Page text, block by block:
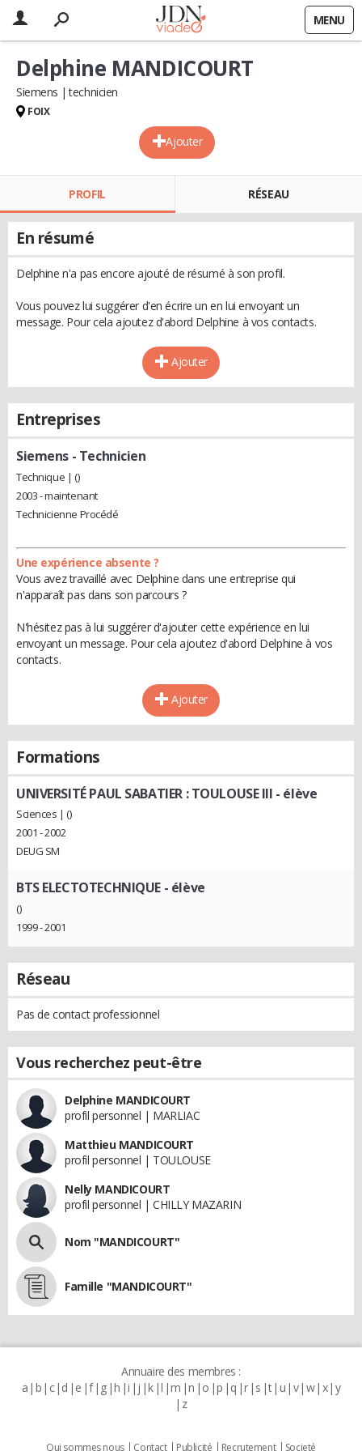
MENU
Ajouter
Delphine MANDICOURT
Siemens technicien
FOIX
PROFIL RÉSEAU
En résumé
Delphine n'a pas encore ajouté de résumé à son profil.
Vous pouvez lui suggérer d'en écrire un en lui envoyant un
message. Pour cela ajoutez d'abord Delphine à vos contacts.
Ajouter
Entreprises
Siemens - Technicien
Technique | ()
2003 - maintenant
Technicienne Procédé
Une expérience absente ?
Vous avez travaillé avec Delphine dans une entreprise qui
n'apparaît pas dans son parcours ?
N'hésitez pas à lui suggérer d'ajouter cette expérience en lui
envoyant un message. Pour cela ajoutez d'abord Delphine à vos
contacts.
Ajouter
Formations
UNIVERSITÉ PAUL SABATIER : TOULOUSE III - élève
Sciences | ()
2001 - 2002
DEUG SM
BTS ELECTOTECHNIQUE - élève
()
1999 - 2001
Réseau
Pas de contact professionnel
Vous recherchez peut-être
Delphine MANDICOURT
profil personnel | MARLIAC
Matthieu MANDICOURT
profil personnel | TOULOUSE
Nelly MANDICOURT
profil personnel | CHILLY MAZARIN
Nom "MANDICOURT"
Famille "MANDICOURT"
Annuaire des membres :
a b c d e f g h i j k l m n o p q r s t u v w x y
z
Qui sommes nous Contact Publicité Recrutement Societé